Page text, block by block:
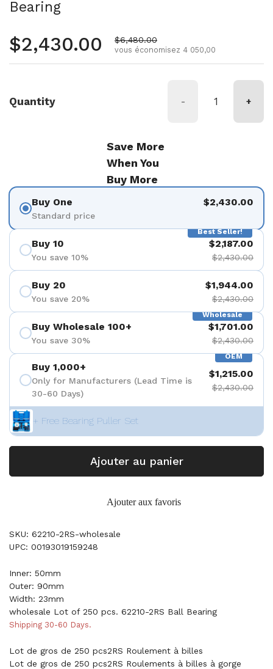
Bearing
Prix normal
$2,430.00 Prix de vente
$6,480.00
vous économisez 4 050,00
Quantity - +
Save More
When You
Buy More
Buy One
Standard price
$2,430.00
Best Seller!
Buy 10
You save 10%
$2,187.00
$2,430.00
Buy 20
You save 20%
$1,944.00
$2,430.00
Wholesale
Buy Wholesale 100+
You save 30%
$1,701.00
$2,430.00
OEM
Buy 1,000+
Only for Manufacturers (Lead Time is
30-60 Days)
$1,215.00
$2,430.00
+ Free Bearing Puller Set
Ajouter au panier
Ajouter aux favoris
SKU: 62210-2RS-wholesale
UPC: 00193019159248
Inner: 50mm
Outer: 90mm
Width: 23mm
wholesale Lot of 250 pcs. 62210-2RS Ball Bearing
Shipping 30-60 Days.
Lot de gros de 250 pcs2RS Roulement à billes
Lot de gros de 250 pcs2RS Roulements à billes à gorge